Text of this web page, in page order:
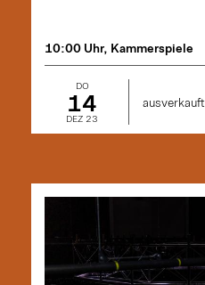
10:00 Uhr, Kammerspiele
DO
14
DEZ 23
ausverkauft